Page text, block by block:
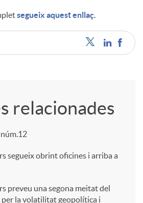
segueix aquest enllaç
relacionades
segueix obrint oficines i arriba a
preveu una segona meitat del
per la volatilitat geopolítica i